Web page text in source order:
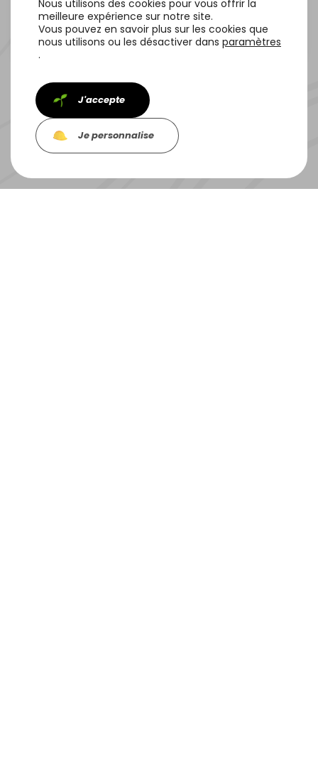
D’INTÉGRATION☀️
Retour au blog Article suivant
Le jeudi 04 juillet, nous avons célébré l’arrivée de nos
nouveaux collaborateurs lors d’un cocktail d’intégration.
Une soirée réussie, marquée par des échanges
Nous utilisons des cookies pour vous offrir la
meilleure expérience sur notre site.
Vous pouvez en savoir plus sur les cookies que
nous utilisons ou les désactiver dans paramètres
.
J'accepte
Je personnalise